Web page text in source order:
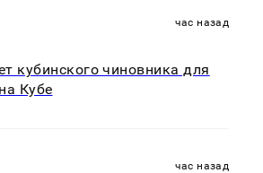
час назад
кубинского чиновника для
Кубе
час назад